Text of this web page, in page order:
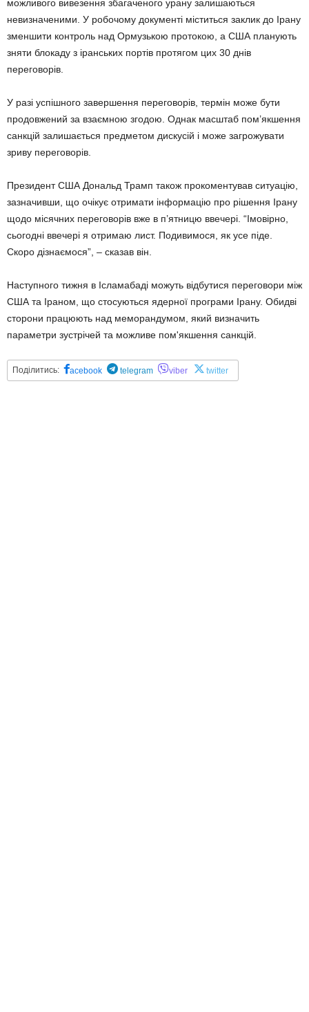
можливого вивезення збагаченого урану залишаються
невизначеними. У робочому документі міститься заклик до Ірану
зменшити контроль над Ормузькою протокою, а США планують
зняти блокаду з іранських портів протягом цих 30 днів
переговорів.
У разі успішного завершення переговорів, термін може бути
продовжений за взаємною згодою. Однак масштаб пом’якшення
санкцій залишається предметом дискусій і може загрожувати
зриву переговорів.
Президент США Дональд Трамп також прокоментував ситуацію,
зазначивши, що очікує отримати інформацію про рішення Ірану
щодо місячних переговорів вже в п’ятницю ввечері. “Імовірно,
сьогодні ввечері я отримаю лист. Подивимося, як усе піде.
Скоро дізнаємося”, – сказав він.
Наступного тижня в Ісламабаді можуть відбутися переговори між
США та Іраном, що стосуються ядерної програми Ірану. Обидві
сторони працюють над меморандумом, який визначить
параметри зустрічей та можливе пом'якшення санкцій.
Поділитись: acebook telegram viber twitter